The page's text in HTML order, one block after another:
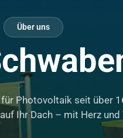
Über uns
Photovoltaik seit über
Ihr Dach – mit Herz